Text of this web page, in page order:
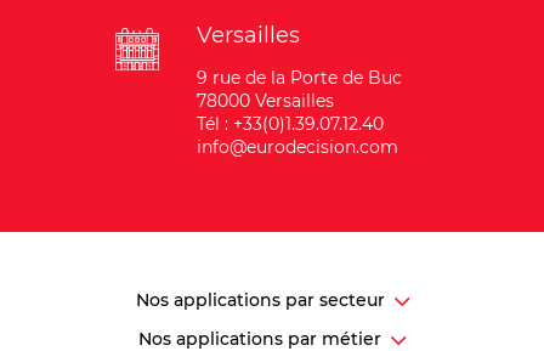
Versailles
9 rue de la Porte de Buc
78000 Versailles
Tél : +33(0)1.39.07.12.40
info@eurodecision.com
Nos applications par secteur
Nos applications par métier